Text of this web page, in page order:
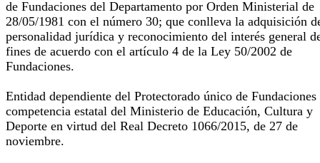
de Fundaciones del Departamento por Orden Ministerial de
28/05/1981 con el número 30; que conlleva la adquisición
personalidad jurídica y reconocimiento del interés general
fines de acuerdo con el artículo 4 de la Ley 50/2002 de
Fundaciones.
Entidad dependiente del Protectorado único de Fundaciones
competencia estatal del Ministerio de Educación, Cultura y
Deporte en virtud del Real Decreto 1066/2015, de 27 de
noviembre.